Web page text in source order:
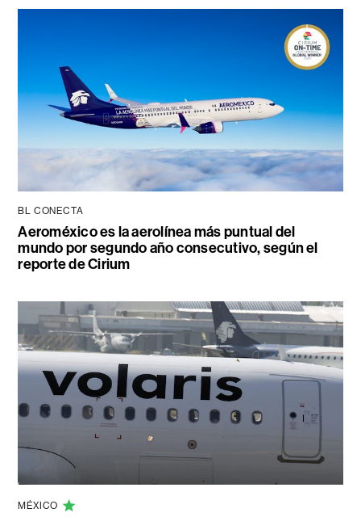
BL CONECTA
Aeroméxico es la aerolínea más puntual del
mundo por segundo año consecutivo, según el
reporte de Cirium
MÉXICO